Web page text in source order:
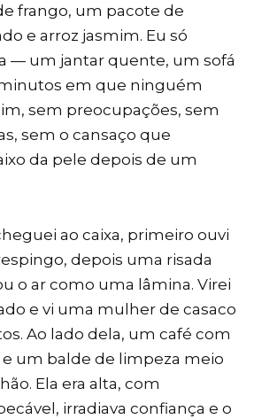
frango, um pacote de
e arroz jasmim. Eu só
— um jantar quente, um sofá
em que ninguém
sem preocupações, sem
sem o cansaço que
da pele depois de um
ao caixa, primeiro ouvi
depois uma risada
o ar como uma lâmina. Virei
e vi uma mulher de casaco
Ao lado dela, um café com
um balde de limpeza meio
Ela era alta, com
irradiava confiança e o